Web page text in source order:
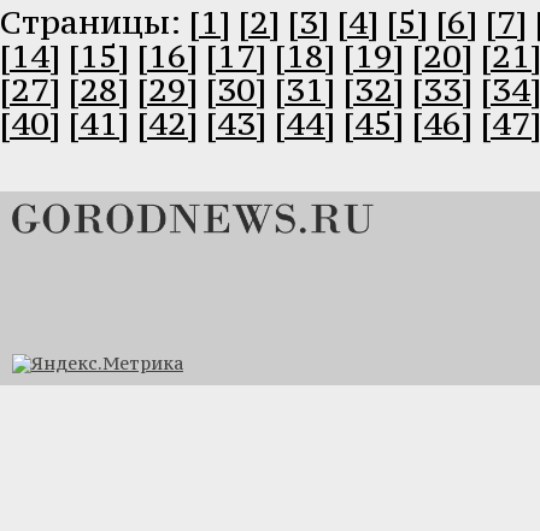
Cтраницы: [1] [2] [3] [4] [5] [6] [7]
[14] [15] [16] [17] [18] [19] [20] [21]
[27] [28] [29] [30] [31] [32] [33] [34]
[40] [41] [42] [43] [44] [45] [46] [47]